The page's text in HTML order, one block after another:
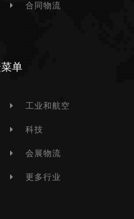
合同物流
单
工业和航空
科技
会展物流
更多行业